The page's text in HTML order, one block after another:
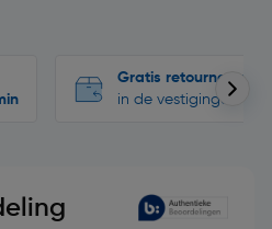
Gratis retourneren
in de vestigingen